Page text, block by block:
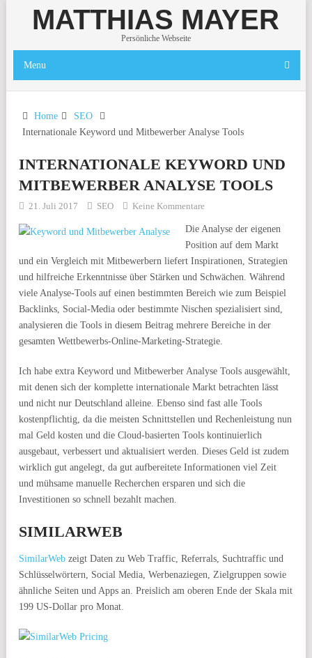
MATTHIAS MAYER
Persönliche Webseite
Menu
Home
SEO
Internationale Keyword und Mitbewerber Analyse Tools
INTERNATIONALE KEYWORD UND
MITBEWERBER ANALYSE TOOLS
21. Juli 2017 SEO Keine Kommentare
Die Analyse der eigenen
Position auf dem Markt
und ein Vergleich mit Mitbewerbern liefert Inspirationen, Strategien
und hilfreiche Erkenntnisse über Stärken und Schwächen. Während
viele Analyse-Tools auf einen bestimmten Bereich wie zum Beispiel
Backlinks, Social-Media oder bestimmte Nischen spezialisiert sind,
analysieren die Tools in diesem Beitrag mehrere Bereiche in der
gesamten Wettbewerbs-Online-Marketing-Strategie.
Ich habe extra Keyword und Mitbewerber Analyse Tools ausgewählt,
mit denen sich der komplette internationale Markt betrachten lässt
und nicht nur Deutschland alleine. Ebenso sind fast alle Tools
kostenpflichtig, da die meisten Schnittstellen und Rechenleistung nun
mal Geld kosten und die Cloud-basierten Tools kontinuierlich
ausgebaut, verbessert und aktualisiert werden. Dieses Geld ist zudem
wirklich gut angelegt, da gut aufbereitete Informationen viel Zeit
und mühsame manuelle Recherchen ersparen und sich die
Investitionen so schnell bezahlt machen.
SIMILARWEB
SimilarWeb zeigt Daten zu Web Traffic, Referrals, Suchtraffic und
Schlüsselwörtern, Social Media, Werbenaziegen, Zielgruppen sowie
ähnliche Seiten und Apps an. Preislich am oberen Ende der Skala mit
199 US-Dollar pro Monat.